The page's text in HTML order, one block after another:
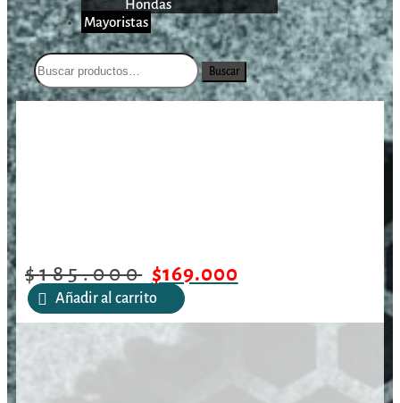
Hondas
Mayoristas
Buscar
$185.000 $169.000
Añadir al carrito